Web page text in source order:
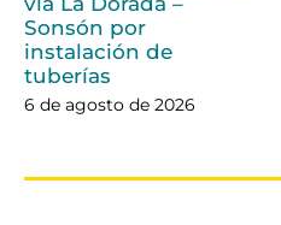
Sonsón por
instalación de
tuberías
6 de agosto de 2026